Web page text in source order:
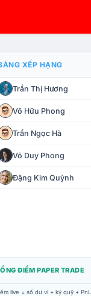
CHẾ TÀI XỬ LÝ VI
XẾP HẠNG
Trần Thị Hương
Võ Hữu Phong
Trần Ngọc Hà
Võ Duy Phong
Đặng Kim Quỳnh
ĐIỂM PAPER TRADE
live = số dư ví + ký quỹ +